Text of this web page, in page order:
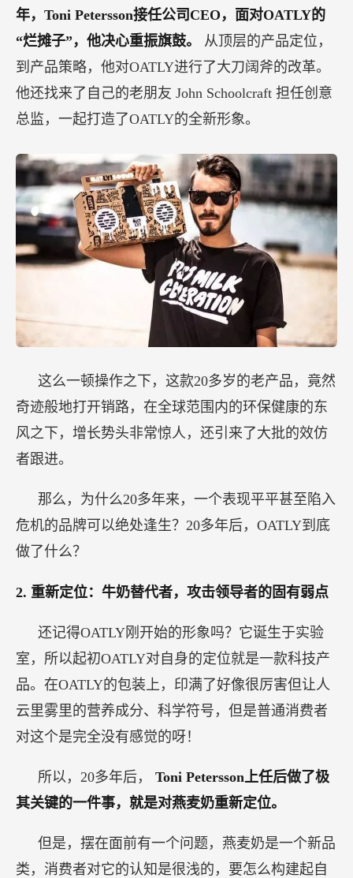
年，Toni Petersson接任公司CEO，面对OATLY的
“烂摊子”，他决心重振旗鼓。 从顶层的产品定位，
到产品策略，他对OATLY进行了大刀阔斧的改革。
他还找来了自己的老朋友 John Schoolcraft 担任创意
总监，一起打造了OATLY的全新形象。
这么一顿操作之下，这款20多岁的老产品，竟然
奇迹般地打开销路，在全球范围内的环保健康的东
风之下，增长势头非常惊人，还引来了大批的效仿
者跟进。
那么，为什么20多年来，一个表现平平甚至陷入
危机的品牌可以绝处逢生？20多年后，OATLY到底
做了什么？
2. 重新定位：牛奶替代者，攻击领导者的固有弱点
还记得OATLY刚开始的形象吗？它诞生于实验
室，所以起初OATLY对自身的定位就是一款科技产
品。在OATLY的包装上，印满了好像很厉害但让人
云里雾里的营养成分、科学符号，但是普通消费者
对这个是完全没有感觉的呀！
所以，20多年后， Toni Petersson上任后做了极
其关键的一件事，就是对燕麦奶重新定位。
但是，摆在面前有一个问题，燕麦奶是一个新品
类，消费者对它的认知是很浅的，要怎么构建起自